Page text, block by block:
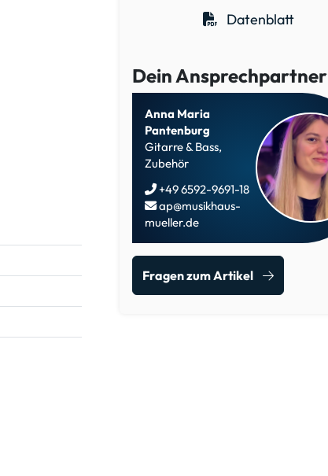
Datenblatt
Dein Ansprechpartner
Anna Maria
Pantenburg
Gitarre & Bass,
Zubehör
+49 6592-9691-18
ap@musikhaus-
mueller.de
Fragen zum Artikel